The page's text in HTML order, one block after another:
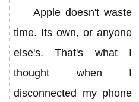
Apple doesn't waste
time. Its own, or anyone
else's. That's what I
thought when I
disconnected my phone